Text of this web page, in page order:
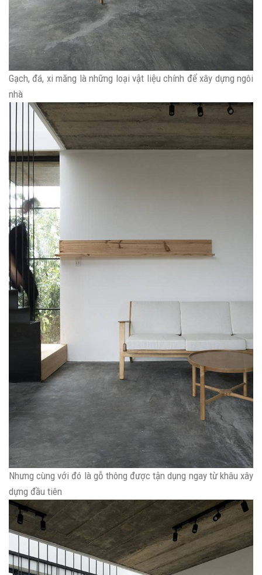
Gạch, đá, xi măng là những loại vật liệu chính để xây dựng ngôi
nhà
Nhưng cùng với đó là gỗ thông được tận dụng ngay từ khâu xây
dựng đầu tiên